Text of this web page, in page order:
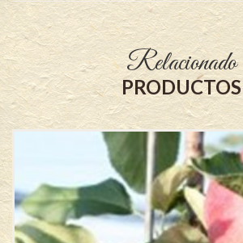
Relacionado
PRODUCTOS